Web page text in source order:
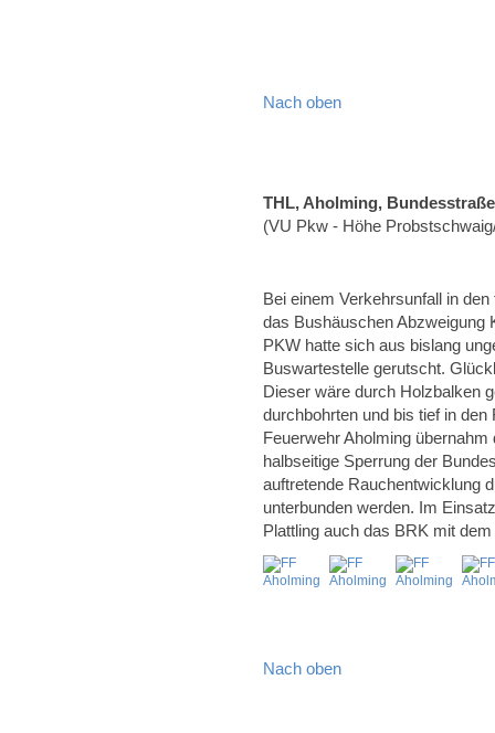
Nach oben
THL, Aholming,
(VU Pkw - Höhe
Bei einem Verkehrsunfall in
das Bushäuschen Abzweigung
PKW hatte sich aus bislang
Buswartestelle gerutscht.
Dieser wäre durch Holzbalken
durchbohrten und bis tief in
Feuerwehr Aholming
halbseitige Sperrung der
auftretende Rauchentwicklung
unterbunden werden. Im
Plattling auch das BRK mit
Nach oben